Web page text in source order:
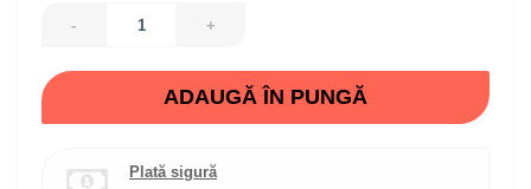
- +
ADAUGĂ ÎN PUNGĂ
Plată sigură